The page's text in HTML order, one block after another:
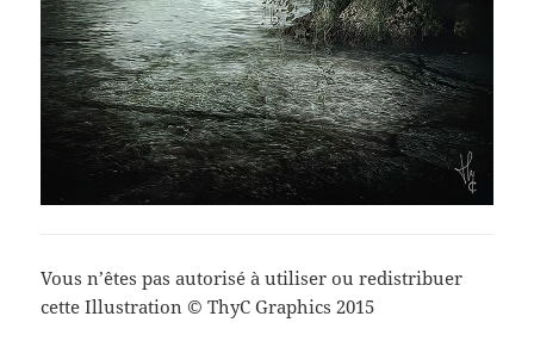
Vous n’êtes pas autorisé à utiliser ou redistribuer
cette Illustration © ThyC Graphics 2015